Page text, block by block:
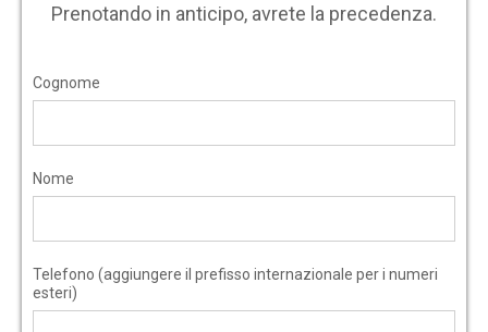
Prenotando in anticipo, avrete la precedenza.
Cognome
Nome
Telefono (aggiungere il prefisso internazionale per i numeri
esteri)